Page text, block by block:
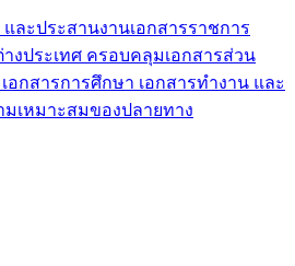
ละประสานงานเอกสารราชการ
งประเทศ ครอบคลุมเอกสารส่วน
อกสารการศึกษา เอกสารทำงาน และ
เหมาะสมของปลายทาง